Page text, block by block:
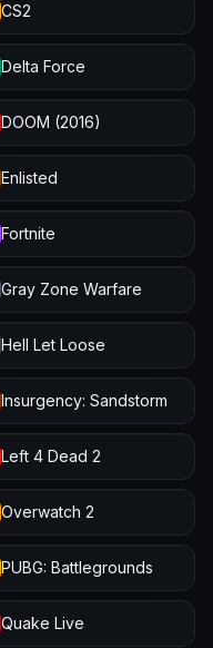
CS2
Delta Force
DOOM (2016)
Enlisted
Fortnite
Gray Zone Warfare
Hell Let Loose
Insurgency: Sandstorm
Left 4 Dead 2
Overwatch 2
PUBG: Battlegrounds
Quake Live